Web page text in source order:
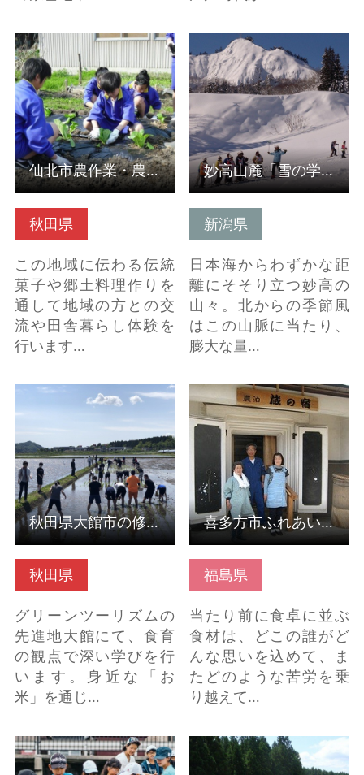
秋田県
この地域に伝わる伝統
菓子や郷土料理作りを
通して地域の方との交
流や田舎暮らし体験を
行います…
詳細はこちら
仙北市農作業・農家生活体験（受入組織）
新潟県
日本海からわずかな距
離にそそり立つ妙高の
山々。北からの季節風
はこの山脈に当たり、
膨大な量…
詳細はこちら
妙高山麓「雪の学校」
秋田県
グリーンツーリズムの
先進地大館にて、食育
の観点で深い学びを行
います。身近な「お
米」を通じ…
詳細はこちら
秋田県大館市の修学旅行プログラム
福島県
当たり前に食卓に並ぶ
食材は、どこの誰がど
んな思いを込めて、ま
たどのような苦労を乗
り越えて…
詳細はこちら
喜多方市ふれあい農業農家民泊体験（受入組織）
詳細はこちら 詳細はこちら